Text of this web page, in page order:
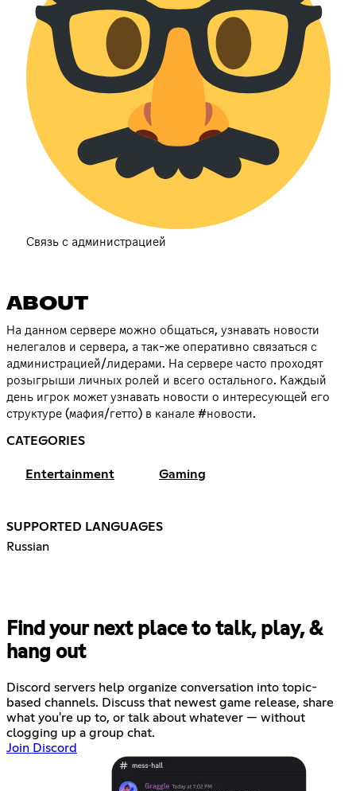
Связь с администрацией
ABOUT
На данном сервере можно общаться, узнавать новости
нелегалов и сервера, а так-же оперативно связаться с
администрацией/лидерами. На сервере часто проходят
розыгрыши личных ролей и всего остального. Каждый
день игрок может узнавать новости о интересующей его
структуре (мафия/гетто) в канале #новости.
CATEGORIES
Entertainment Gaming
SUPPORTED LANGUAGES
Russian
Find your next place to talk, play, &
hang out
Discord servers help organize conversation into topic-
based channels. Discuss that newest game release, share
what you're up to, or talk about whatever — without
clogging up a group chat.
Join Discord